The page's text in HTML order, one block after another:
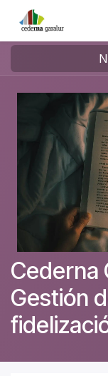
Ir al contenido
Cederna
Gestión